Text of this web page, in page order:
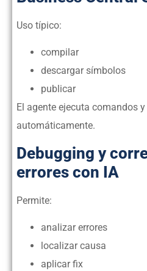
Uso típico:
compilar
descargar símbolos
publicar
El agente ejecuta comandos
automáticamente.
Debugging y
errores con IA
Permite:
analizar errores
localizar causa
aplicar fix